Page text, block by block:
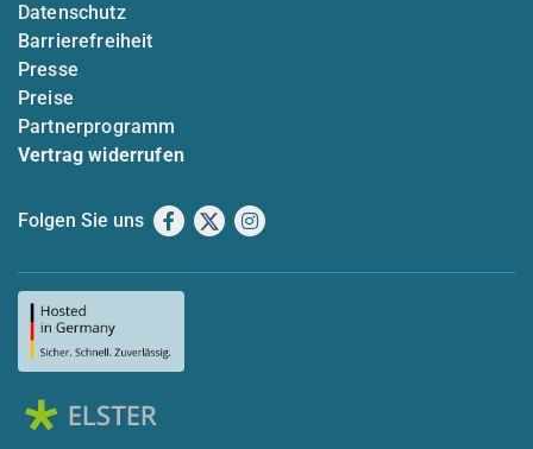
Datenschutz
Barrierefreiheit
Presse
Preise
Partnerprogramm
Vertrag widerrufen
Folgen Sie uns Facebook
X Instagram